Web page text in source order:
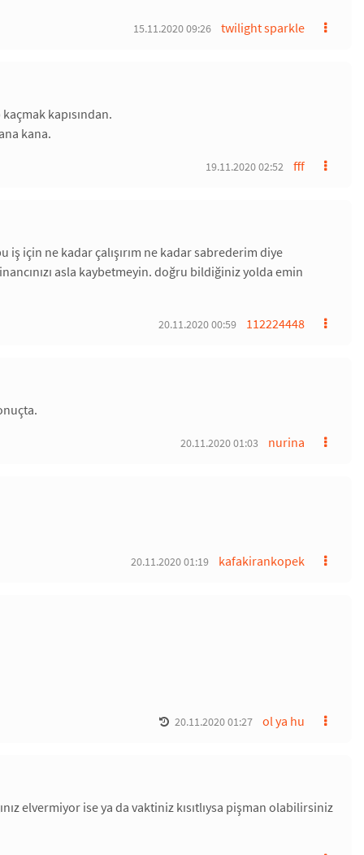
twilight sparkle
15.11.2020 09:26
kapısından.
kana.
fff
19.11.2020 02:52
için ne kadar çalışırım ne kadar sabrederim diye
asla kaybetmeyin. doğru bildiğiniz yolda emin
112224448
20.11.2020 00:59
nurina
20.11.2020 01:03
kafakirankopek
20.11.2020 01:19
ol ya hu
20.11.2020 01:27
elvermiyor ise ya da vaktiniz kısıtlıysa pişman olabilirsiniz